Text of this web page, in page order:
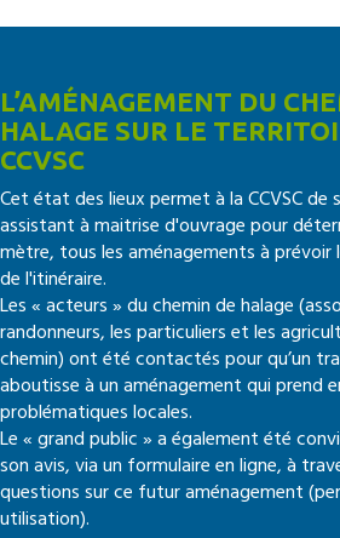
L’AMÉNAGEMENT DU
HALAGE SUR LE
CCVSC
Cet état des lieux permet à la CCVSC de
assistant à maitrise d'ouvrage pour
mètre, tous les aménagements à prévoir
de l'itinéraire.
Les « acteurs » du chemin de halage
randonneurs, les particuliers et les
chemin) ont été contactés pour qu’un
aboutisse à un aménagement qui prend
problématiques locales.
Le « grand public » a également été
son avis, via un formulaire en ligne, à
questions sur ce futur aménagement
utilisation).